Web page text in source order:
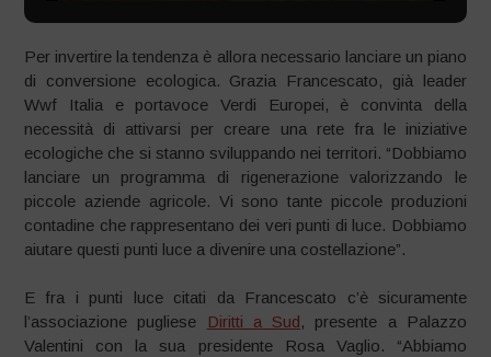
Per invertire la tendenza è allora necessario lanciare un piano
di conversione ecologica. Grazia Francescato, già leader
Wwf Italia e portavoce Verdi Europei, è convinta della
necessità di attivarsi per creare una rete fra le iniziative
ecologiche che si stanno sviluppando nei territori. “Dobbiamo
lanciare un programma di rigenerazione valorizzando le
piccole aziende agricole. Vi sono tante piccole produzioni
contadine che rappresentano dei veri punti di luce. Dobbiamo
aiutare questi punti luce a divenire una costellazione”.
E fra i punti luce citati da Francescato c’è sicuramente
l’associazione pugliese
Diritti a Sud, presente a Palazzo
Valentini con la sua presidente Rosa Vaglio. “Abbiamo